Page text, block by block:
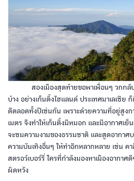
สองเมืองสุดท้ายขอพาเพื่อนๆ วกกลับม
บ้าง อย่างเก็นติ้งไฮแลนด์ ประเทศมาเลเซีย
ดีตลอดทั้งปีเช่นกัน เพราะด้วยความที่อยู่สูงก
เมตร จึงทำให้เก็นติ้งมีหมอก และมีอากาศเ
จะชมความงามของธรรมชาติ และสูดอากาศ
ความบันเทิงอื่นๆ ให้ทำอีกหลากหลาย เช่น ค
สตรอว์เบอร์รี่ ใครที่กำลังมองหาเมืองอากาศ
ผิดหวัง